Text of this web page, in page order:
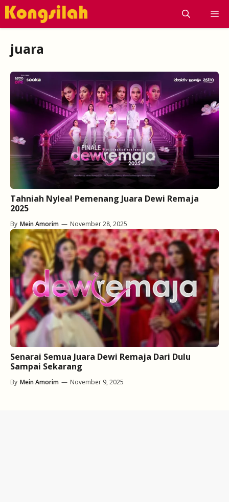
Skip
juara
Tahniah Nylea! Pemenang Juara Dewi Remaja
2025
By Mein Amorim — November 28, 2025
Senarai Semua Juara Dewi Remaja Dari Dulu
Sampai Sekarang
By Mein Amorim — November 9, 2025